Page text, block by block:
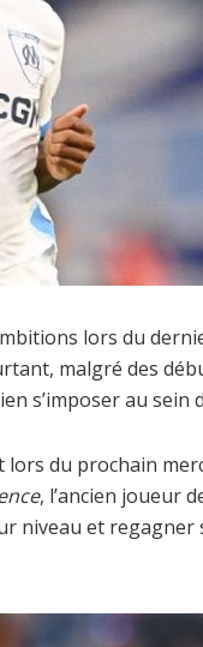
lors du
malgré des
s’imposer au sein
du prochain
, l’ancien joueur
niveau et regagner